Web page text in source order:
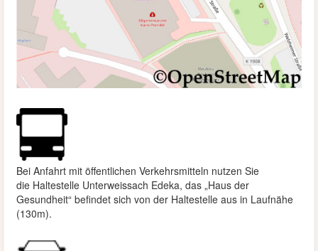
Bei Anfahrt mit öffentlichen Verkehrsmitteln nutzen Sie
die Haltestelle Unterweissach Edeka, das „Haus der
Gesundheit“ befindet sich von der Haltestelle aus in Laufnähe
(130m).